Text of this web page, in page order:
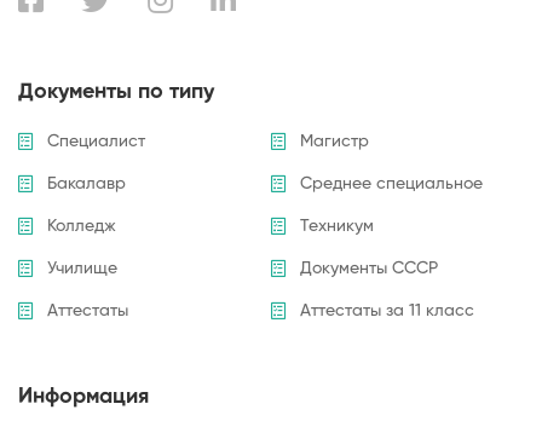
Документы по типу
Специалист Магистр
Бакалавр Среднее специальное
Колледж Техникум
Училище Документы СССР
Аттестаты Аттестаты за 11 класс
Информация